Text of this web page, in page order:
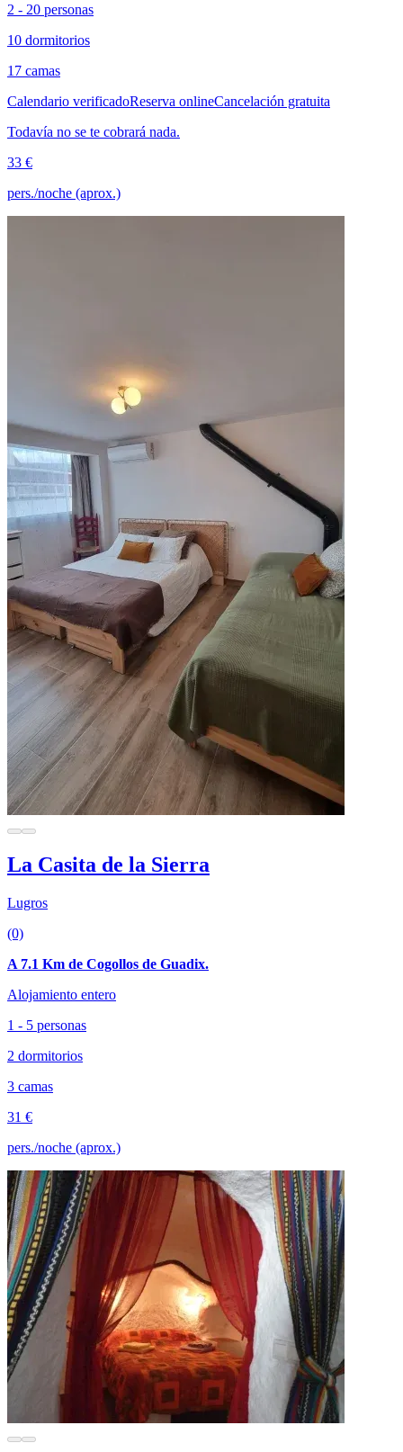
2 - 20 personas
10 dormitorios
17 camas
Calendario verificadoReserva onlineCancelación gratuita
Todavía no se te cobrará nada.
33 €
pers./noche (aprox.)
La Casita de la Sierra
Lugros
(0)
A 7.1 Km de Cogollos de Guadix.
Alojamiento entero
1 - 5 personas
2 dormitorios
3 camas
31 €
pers./noche (aprox.)